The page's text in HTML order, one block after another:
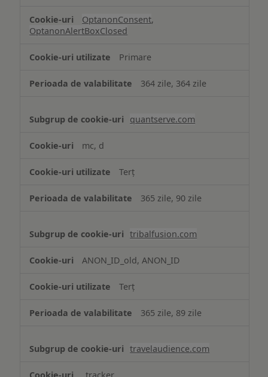
OptanonConsent,
OptanonAlertBoxClosed
Primare
364 zile, 364 zile
quantserve.com
mc, d
Terț
365 zile, 90 zile
tribalfusion.com
ANON_ID_old, ANON_ID
Terț
365 zile, 89 zile
travelaudience.com